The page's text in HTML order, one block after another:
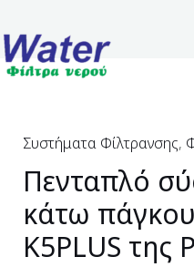
Συστήματα Φίλτρανσης,
Πενταπλό
κάτω
K5PLUS